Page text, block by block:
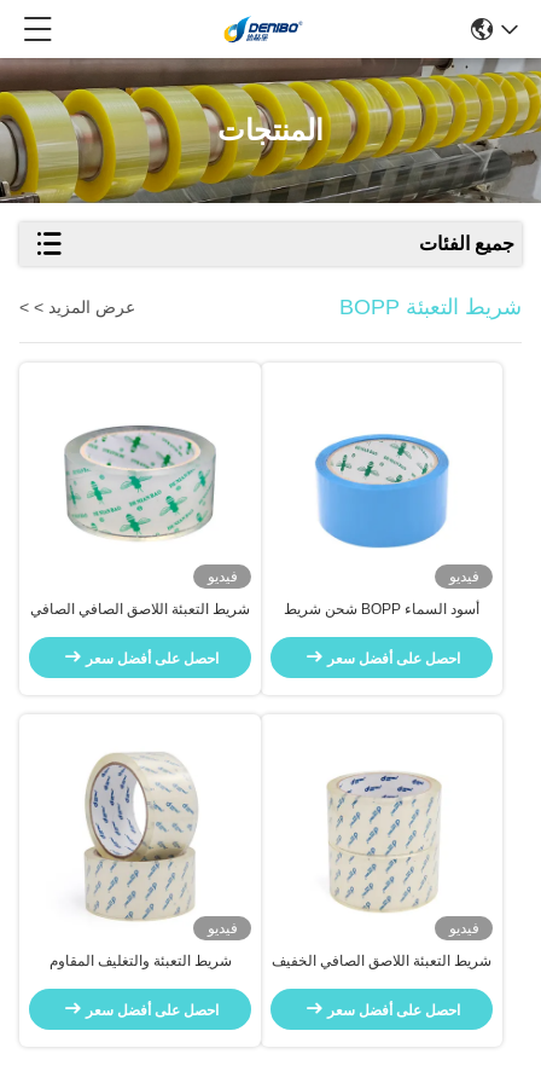
المنتجات
جميع الفئات
شريط التعبئة BOPP عرض المزيد > >
فيديو
أسود السماء BOPP شحن شريط
الكرتون
احصل على أفضل سعر
فيديو
شريط التعبئة اللاصق الصافي الصافي
احصل على أفضل سعر
فيديو
شريط التعبئة اللاصق الصافي الخفيف
احصل على أفضل سعر
فيديو
شريط التعبئة والتغليف المقاوم
الصافية الصافية للخزف BOPP
للتغليف والقناع
احصل على أفضل سعر